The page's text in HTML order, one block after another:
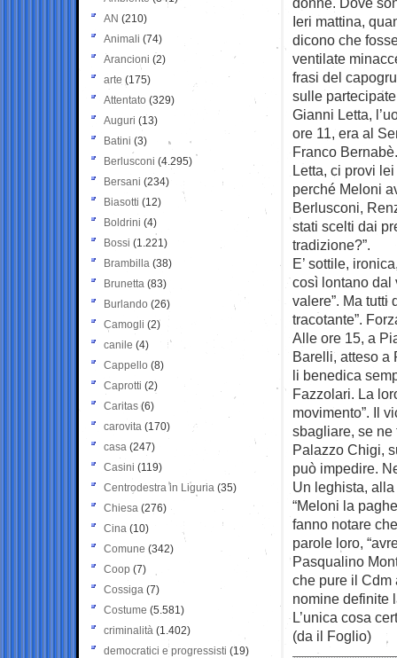
Ieri mattina,
dicono che
ventilate
frasi del
sulle
Gianni Letta,
ore 11, era al
Franco
Letta, ci provi
perché Meloni
Berlusconi,
stati scelti dai
tradizione?”.
E’ sottile,
così lontano dal
valere”. Ma tutti
tracotante”.
Alle ore 15, a
Barelli, atteso a
li benedica
Fazzolari. La
movimento”. Il
sbagliare, se ne
Palazzo Chigi,
può impedire.
Un leghista,
“Meloni la
fanno notare
parole loro,
Pasqualino
che pure il Cdm
nomine definite
L’unica cosa
(da il Foglio)
AN (210)
Animali (74)
Arancioni (2)
arte (175)
Attentato (329)
Auguri (13)
Batini (3)
Berlusconi (4.295)
Bersani (234)
Biasotti (12)
Boldrini (4)
Bossi (1.221)
Brambilla (38)
Brunetta (83)
Burlando (26)
Camogli (2)
canile (4)
Cappello (8)
Caprotti (2)
Caritas (6)
carovita (170)
casa (247)
Casini (119)
Centrodestra in Liguria (35)
Chiesa (276)
Cina (10)
Comune (342)
Coop (7)
Cossiga (7)
Costume (5.581)
criminalità (1.402)
democratici e progressisti (19)